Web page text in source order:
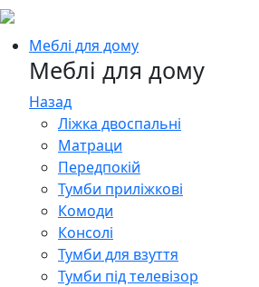
Меблі для дому
Меблі для дому
Назад
Ліжка двоспальні
Матраци
Передпокій
Тумби приліжкові
Комоди
Консолі
Тумби для взуття
Тумби під телевізор